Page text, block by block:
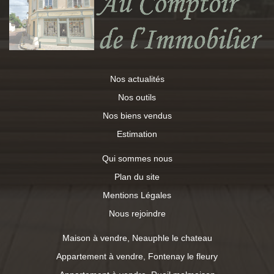
sol offre un bel espace buanderie/rangements, un atelier,
une cave et un double garage. Et pour finir, un agréable
jardin avec ses 2 terrasses. Rien à faire dans cette
maison, juste s'installer en famille et y recevoir des amis
maternelle et ramassage scolaire pour école primaire et
5mn en voiture et 10 minutes en bus (Paris-
Montparnasse à 30mn) Paris par la RN12 à 5mn,
Nos actualités
Nos outils
Nos biens vendus
Estimation
Qui sommes nous
Plan du site
Mentions Légales
Nous rejoindre
Maison à vendre, Neauphle le chateau
Appartement à vendre, Fontenay le fleury